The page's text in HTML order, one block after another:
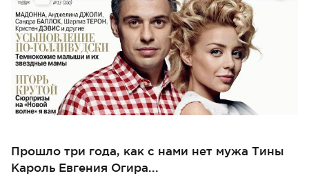
Прошло три года, как с нами нет мужа Тины
Кароль Евгения Огира...